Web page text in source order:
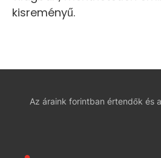
kisreményű.
Az áraink forintban értendők és